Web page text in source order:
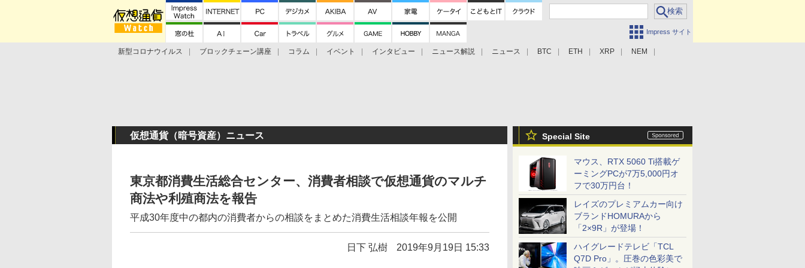
Impress サイト
新型コロナウイルス ブロックチェーン講座 コラム イベント インタビュー ニュース解説 ニュース BTC ETH XRP
NEM
Special Site
マウス、RTX 5060 Ti搭載ゲ
ーミングPCが7万5,000円オ
フで30万円台！
レイズのプレミアムカー向け
ブランドHOMURAから
「2×9R」が登場！
ハイグレードテレビ「TCL
Q7D Pro」。圧巻の色彩美で
仮想通貨（暗号資産）ニュース
東京都消費生活総合センター、消費者相談で仮想通貨のマルチ
商法や利殖商法を報告
平成30年度中の都内の消費者からの相談をまとめた消費生活相談年報を公開
日下 弘樹 2019年9月19日 15:33